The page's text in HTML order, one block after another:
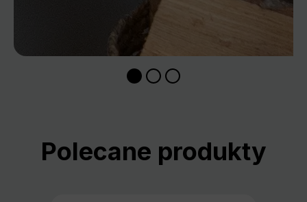
Pomiń galerię produktów
Polecane produkty